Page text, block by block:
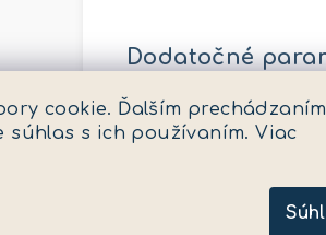
cookie. Ďalším prechádzaním
súhlas s ich používaním. Viac
Dodatočné
Kategória :